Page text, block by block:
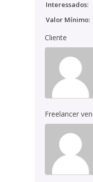
Interessados:
Valor Mínimo:
Cliente
Freelancer